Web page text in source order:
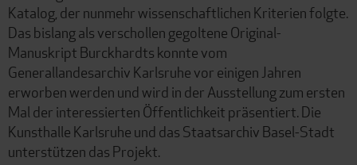
Katalog, der nunmehr wissenschaftlichen Kriterien folgte.
Das bislang als verschollen gegoltene Original-
Manuskript Burckhardts konnte vom
Generallandesarchiv Karlsruhe vor einigen Jahren
erworben werden und wird in der Ausstellung zum ersten
Mal der interessierten Öffentlichkeit präsentiert. Die
Kunsthalle Karlsruhe und das Staatsarchiv Basel-Stadt
unterstützen das Projekt.